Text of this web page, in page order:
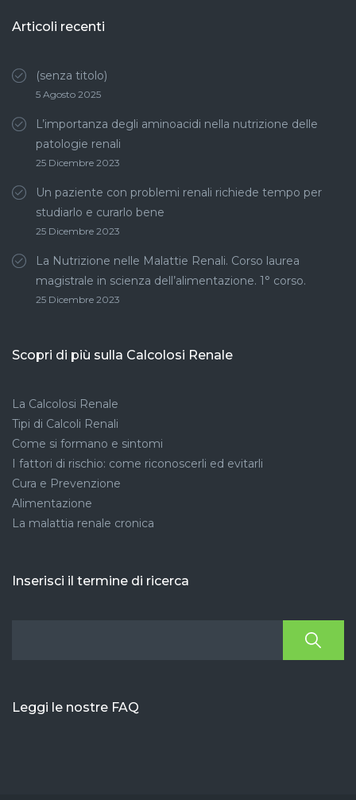
Articoli recenti
(senza titolo)
5 Agosto 2025
L’importanza degli aminoacidi nella nutrizione delle
patologie renali
25 Dicembre 2023
Un paziente con problemi renali richiede tempo per
studiarlo e curarlo bene
25 Dicembre 2023
La Nutrizione nelle Malattie Renali. Corso laurea
magistrale in scienza dell’alimentazione. 1° corso.
25 Dicembre 2023
Scopri di più sulla Calcolosi Renale
La Calcolosi Renale
Tipi di Calcoli Renali
Come si formano e sintomi
I fattori di rischio: come riconoscerli ed evitarli
Cura e Prevenzione
Alimentazione
La malattia renale cronica
Inserisci il termine di ricerca
Leggi le nostre FAQ